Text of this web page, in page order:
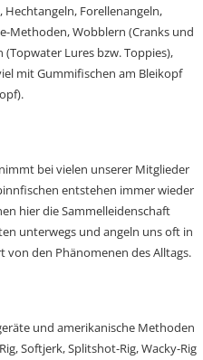
Hechtangeln, Forellenangeln,
Methoden, Wobblern (Cranks und
Lures bzw. Toppies),
mit Gummifischen am Bleikopf
bei vielen unserer Mitglieder
entstehen immer wieder
hier die Sammelleidenschaft
unterwegs und angeln uns oft in
von den Phänomenen des Alltags.
und amerikanische Methoden
Softjerk, Splitshot-Rig, Wacky-Rig